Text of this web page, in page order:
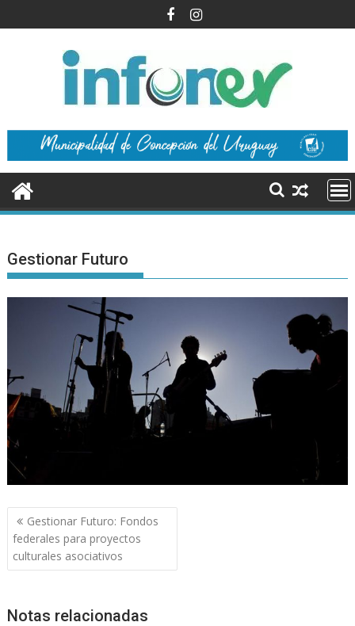
al
Gestionar Futuro
Navegación
de
entradas
Gestionar Futuro: Fondos
federales para proyectos
culturales asociativos
Notas relacionadas